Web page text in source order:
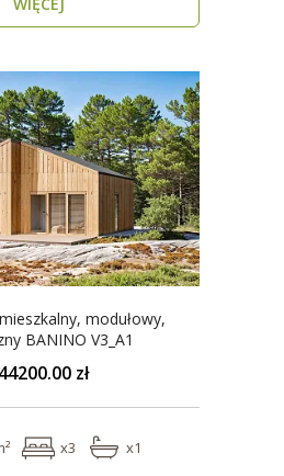
modułowy,
BANINO V3_A1
zł
x3 x1